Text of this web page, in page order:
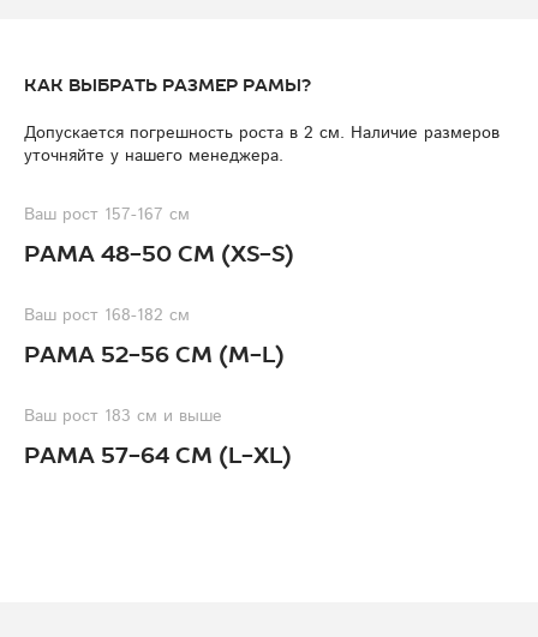
Как выбрать размер рамы?
Допускается погрешность роста в 2 см. Наличие размеров
уточняйте у нашего менеджера.
Ваш рост 157-167 см
Рама 48-50 см (XS-S)
Ваш рост 168-182 см
Рама 52-56 см (M-L)
Ваш рост 183 см и выше
Рама 57-64 см (L-XL)